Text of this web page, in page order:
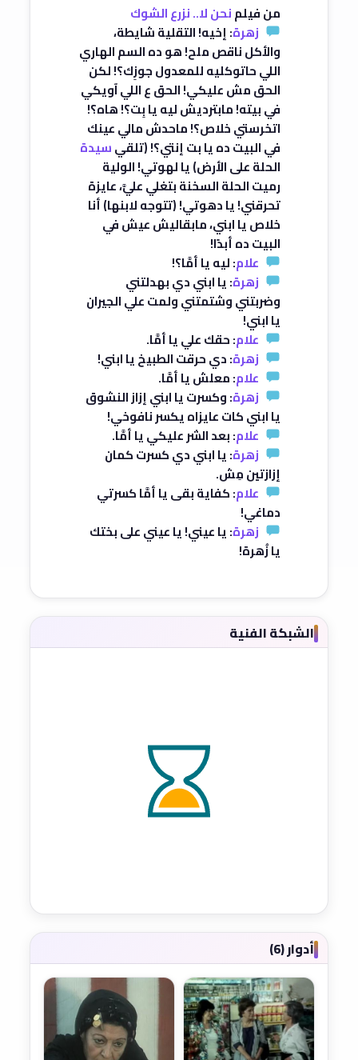
من فيلمنحن لا.. نزرع الشوك
زهرة: إخيه! التقلية شايطة،
والأكل ناقص ملح! هو ده السم الهاري
اللي حاتوكليه للمعدول جوزِك؟! لكن
الحق مش عليكي! الحق ع اللي آويكي
في بيته! مابترديش ليه يا بِت؟! هاه؟!
اتخرستي خلاص؟! ماحدش مالي عينك
في البيت ده يا بت إنتي؟! (تلقيسيدة
الحلة على الأرض) يا لهوتي! الولية
رميت الحلة السخنة بتغلي عليَّ، عايزة
تحرقني! يا دهوتي! (تتوجه لابنها) أنا
خلاص يا ابني، مابقاليش عيش في
البيت ده أبدًا!
علام: ليه يا أمَّا؟!
زهرة: يا ابني دي بهدلتني
وضربتني وشتمتني ولمت علي الجيران
يا ابني!
علام: حقك علي يا أمَّا.
زهرة: دي حرقت الطبيخ يا ابني!
علام: معلش يا أمَّا.
زهرة: وكسرت يا ابني إزاز النشوق
يا ابني كات عايزاه يكسر نافوخي!
علام: بعد الشر عليكي يا أمَّا.
زهرة: يا ابني دي كسرت كمان
إزازتين مِش.
علام: كفاية بقى يا أمَّا كسرتي
دماغي!
زهرة: يا عيني! يا عيني على بختك
يا زُهرة!
الشبكة الفنية
أدوار (6)